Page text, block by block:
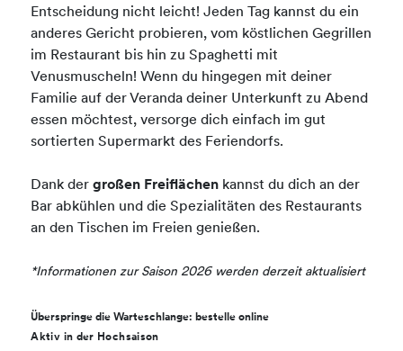
Entscheidung nicht leicht! Jeden Tag kannst du ein
anderes Gericht probieren, vom köstlichen Gegrillen
im Restaurant bis hin zu Spaghetti mit
Venusmuscheln! Wenn du hingegen mit deiner
Familie auf der Veranda deiner Unterkunft zu Abend
essen möchtest, versorge dich einfach im gut
sortierten Supermarkt des Feriendorfs.
Dank dergroßen Freiflächen kannst du dich an der
Bar abkühlen und die Spezialitäten des Restaurants
an den Tischen im Freien genießen.
*Informationen zur Saison 2026 werden derzeit aktualisiert
Überspringe die Warteschlange: bestelle online
Aktiv in der Hochsaison